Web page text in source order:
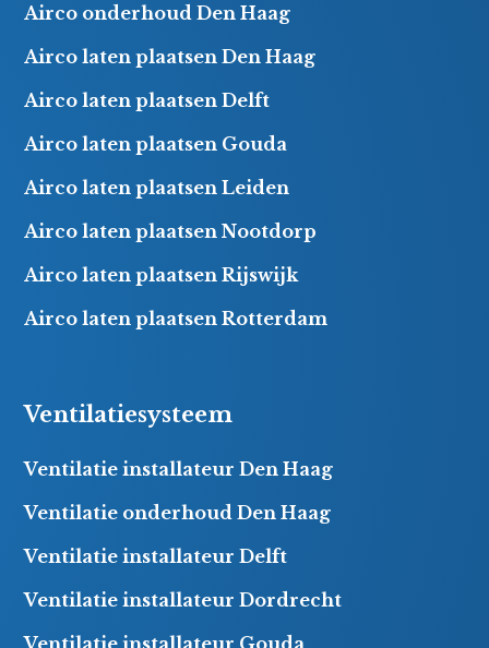
Airco onderhoud Den Haag
Airco laten plaatsen Den Haag
Airco laten plaatsen Delft
Airco laten plaatsen Gouda
Airco laten plaatsen Leiden
Airco laten plaatsen Nootdorp
Airco laten plaatsen Rijswijk
Airco laten plaatsen Rotterdam
Ventilatiesysteem
Ventilatie installateur Den Haag
Ventilatie onderhoud Den Haag
Ventilatie installateur Delft
Ventilatie installateur Dordrecht
Ventilatie installateur Gouda